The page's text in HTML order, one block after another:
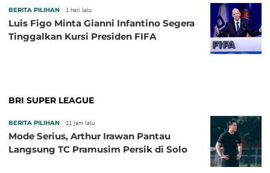
BERITA PILIHAN 1 hari lalu
Luis Figo Minta Gianni Infantino Segera
Tinggalkan Kursi Presiden FIFA
BRI SUPER LEAGUE
BERITA PILIHAN 11 jam lalu
Mode Serius, Arthur Irawan Pantau
Langsung TC Pramusim Persik di Solo